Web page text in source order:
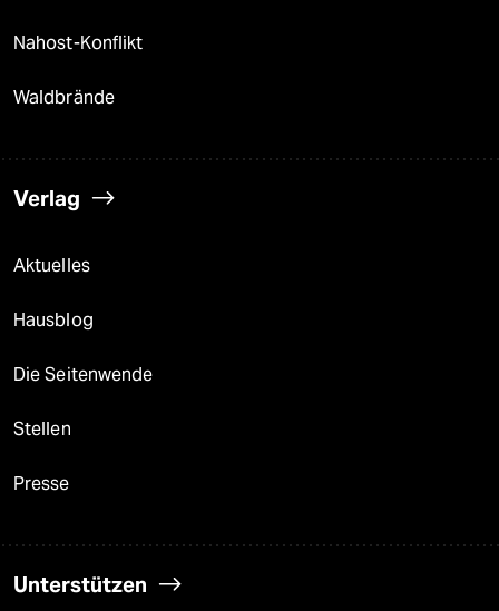
Nahost-Konflikt
Waldbrände
Verlag
Aktuelles
Hausblog
Die Seitenwende
Stellen
Presse
Unterstützen